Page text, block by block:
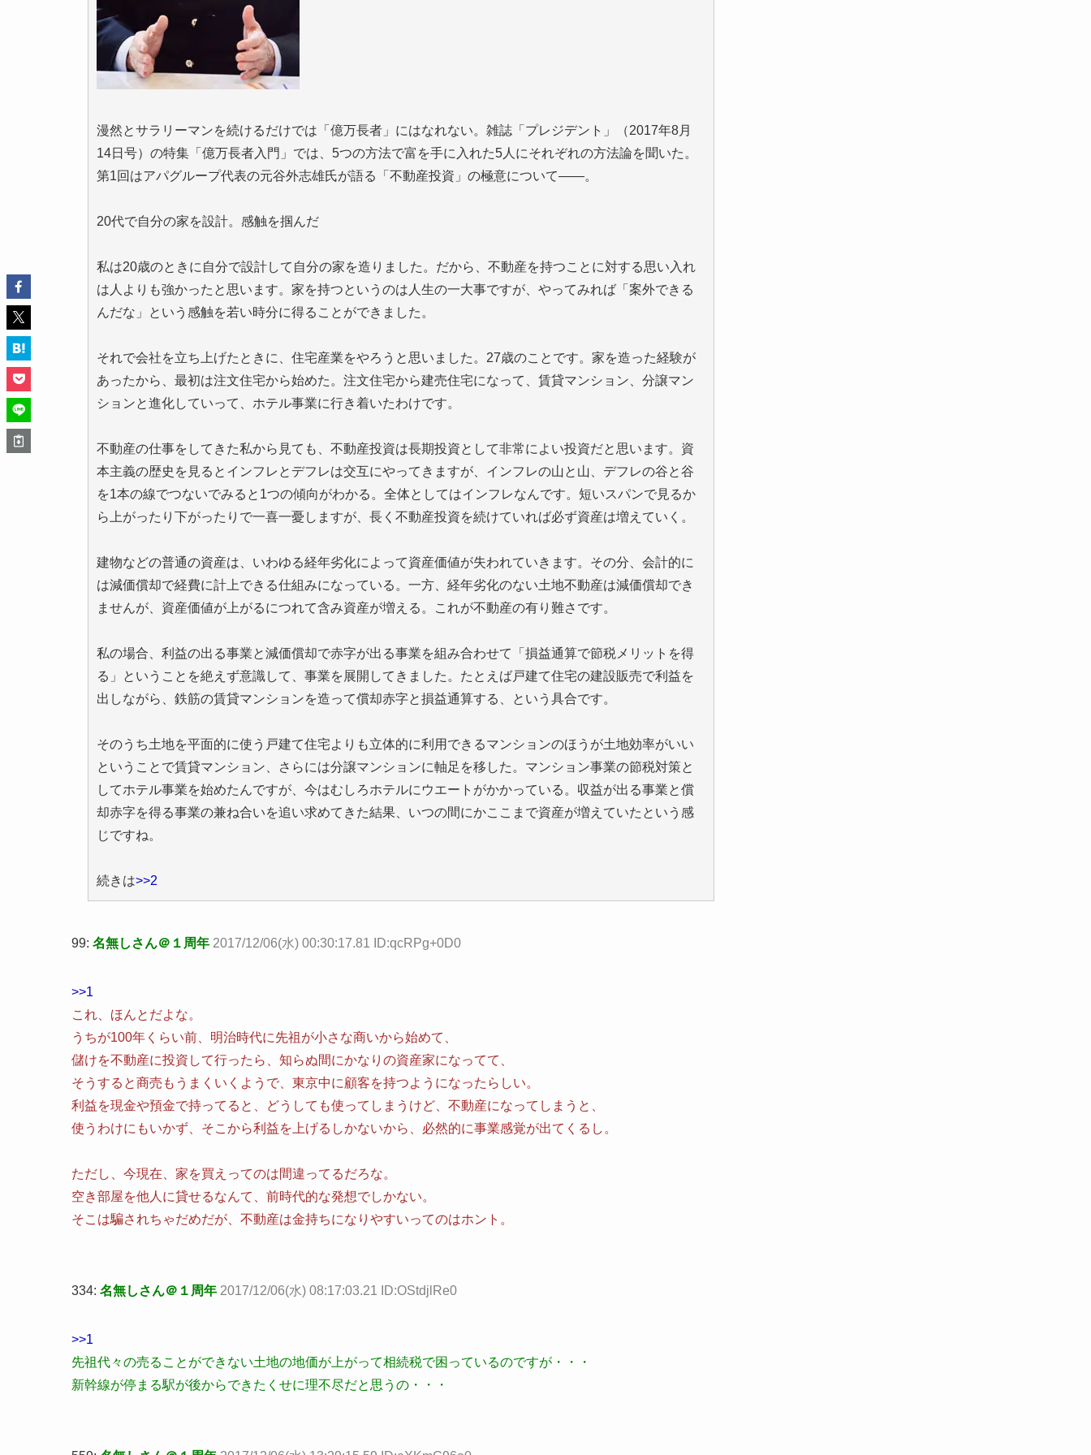
漫然とサラリーマンを続けるだけでは「億万長者」にはなれない。雑誌「プレジデント」（2017年8月
14日号）の特集「億万長者入門」では、5つの方法で富を手に入れた5人にそれぞれの方法論を聞いた。
第1回はアパグループ代表の元谷外志雄氏が語る「不動産投資」の極意について――。
20代で自分の家を設計。感触を掴んだ
私は20歳のときに自分で設計して自分の家を造りました。だから、不動産を持つことに対する思い入れ
は人よりも強かったと思います。家を持つというのは人生の一大事ですが、やってみれば「案外できる
んだな」という感触を若い時分に得ることができました。
それで会社を立ち上げたときに、住宅産業をやろうと思いました。27歳のことです。家を造った経験が
あったから、最初は注文住宅から始めた。注文住宅から建売住宅になって、賃貸マンション、分譲マン
ションと進化していって、ホテル事業に行き着いたわけです。
不動産の仕事をしてきた私から見ても、不動産投資は長期投資として非常によい投資だと思います。資
本主義の歴史を見るとインフレとデフレは交互にやってきますが、インフレの山と山、デフレの谷と谷
を1本の線でつないでみると1つの傾向がわかる。全体としてはインフレなんです。短いスパンで見るか
ら上がったり下がったりで一喜一憂しますが、長く不動産投資を続けていれば必ず資産は増えていく。
建物などの普通の資産は、いわゆる経年劣化によって資産価値が失われていきます。その分、会計的に
は減価償却で経費に計上できる仕組みになっている。一方、経年劣化のない土地不動産は減価償却でき
ませんが、資産価値が上がるにつれて含み資産が増える。これが不動産の有り難さです。
私の場合、利益の出る事業と減価償却で赤字が出る事業を組み合わせて「損益通算で節税メリットを得
る」ということを絶えず意識して、事業を展開してきました。たとえば戸建て住宅の建設販売で利益を
出しながら、鉄筋の賃貸マンションを造って償却赤字と損益通算する、という具合です。
そのうち土地を平面的に使う戸建て住宅よりも立体的に利用できるマンションのほうが土地効率がいい
ということで賃貸マンション、さらには分譲マンションに軸足を移した。マンション事業の節税対策と
してホテル事業を始めたんですが、今はむしろホテルにウエートがかかっている。収益が出る事業と償
却赤字を得る事業の兼ね合いを追い求めてきた結果、いつの間にかここまで資産が増えていたという感
じですね。
続きは>>2
99: 名無しさん＠１周年 2017/12/06(水) 00:30:17.81 ID:qcRPg+0D0
>>1
これ、ほんとだよな。
うちが100年くらい前、明治時代に先祖が小さな商いから始めて、
儲けを不動産に投資して行ったら、知らぬ間にかなりの資産家になってて、
そうすると商売もうまくいくようで、東京中に顧客を持つようになったらしい。
利益を現金や預金で持ってると、どうしても使ってしまうけど、不動産になってしまうと、
使うわけにもいかず、そこから利益を上げるしかないから、必然的に事業感覚が出てくるし。
ただし、今現在、家を買えってのは間違ってるだろな。
空き部屋を他人に貸せるなんて、前時代的な発想でしかない。
そこは騙されちゃだめだが、不動産は金持ちになりやすいってのはホント。
334: 名無しさん＠１周年 2017/12/06(水) 08:17:03.21 ID:OStdjlRe0
>>1
先祖代々の売ることができない土地の地価が上がって相続税で困っているのですが・・・
新幹線が停まる駅が後からできたくせに理不尽だと思うの・・・